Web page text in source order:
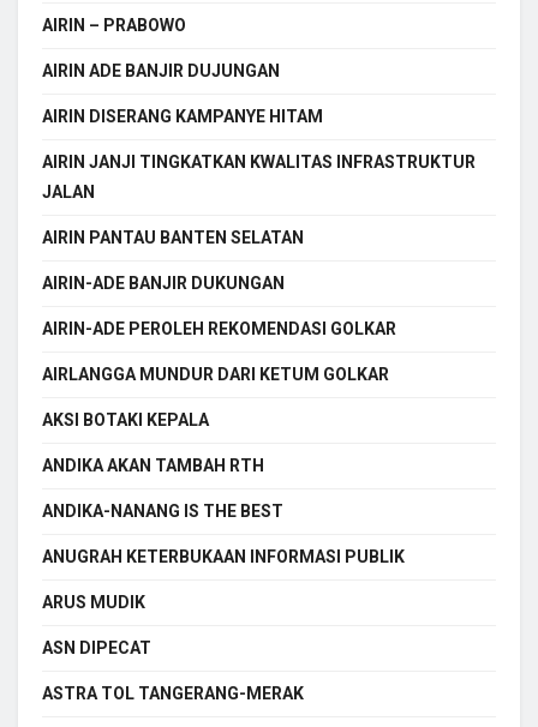
AIRIN – PRABOWO
AIRIN ADE BANJIR DUJUNGAN
AIRIN DISERANG KAMPANYE HITAM
AIRIN JANJI TINGKATKAN KWALITAS INFRASTRUKTUR
JALAN
AIRIN PANTAU BANTEN SELATAN
AIRIN-ADE BANJIR DUKUNGAN
AIRIN-ADE PEROLEH REKOMENDASI GOLKAR
AIRLANGGA MUNDUR DARI KETUM GOLKAR
AKSI BOTAKI KEPALA
ANDIKA AKAN TAMBAH RTH
ANDIKA-NANANG IS THE BEST
ANUGRAH KETERBUKAAN INFORMASI PUBLIK
ARUS MUDIK
ASN DIPECAT
ASTRA TOL TANGERANG-MERAK